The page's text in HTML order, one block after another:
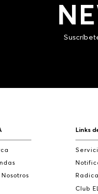
Links
Club